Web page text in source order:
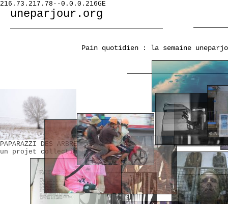
216.73.217.78--0.0.0.216GE
uneparjour.org
Pain quotidien : la semaine
PAPARAZZI DES ARBRES
un projet collectif UNEPARJOUR